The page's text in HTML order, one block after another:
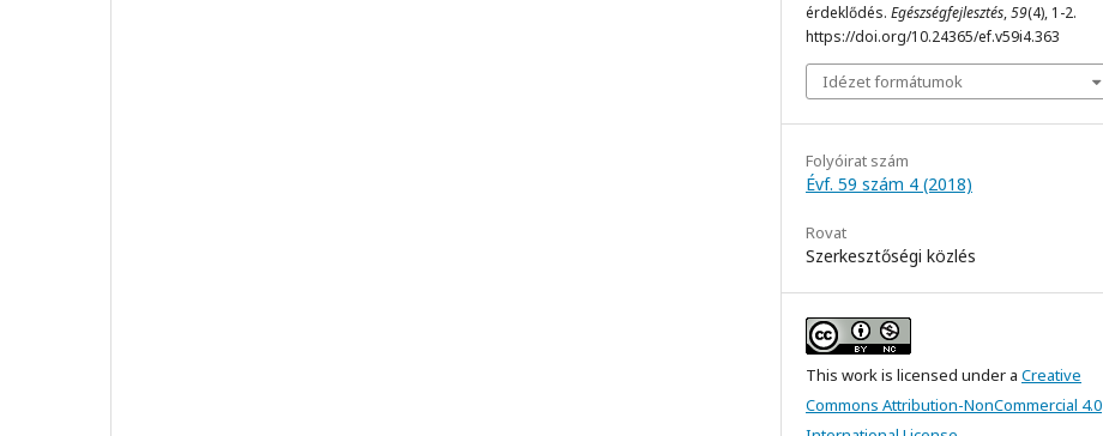
érdeklődés. Egészségfejlesztés,59(4), 1-2.
https://doi.org/10.24365/ef.v59i4.363
Idézet formátumok
Folyóirat szám
Évf. 59 szám 4 (2018)
Rovat
Szerkesztőségi közlés
This work is licensed under a Creative
Commons Attribution-NonCommercial 4.0